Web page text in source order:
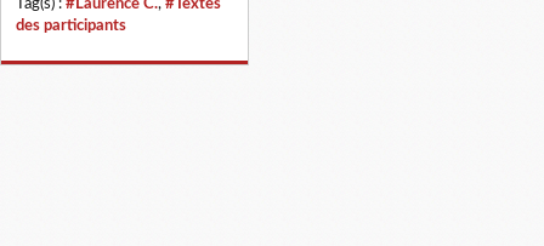
Tag(s) : #Laurence C., #Textes
des participants